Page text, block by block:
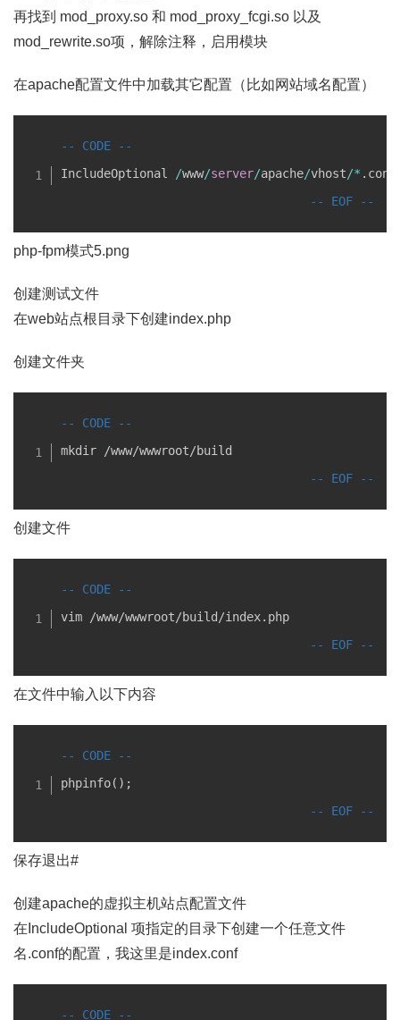
再找到 mod_proxy.so 和 mod_proxy_fcgi.so 以及
mod_rewrite.so项，解除注释，启用模块
在apache配置文件中加载其它配置（比如网站域名配置）
IncludeOptional /www/server/apache/vhost/* . conf
php-fpm模式5.png
创建测试文件
在web站点根目录下创建index.php
创建文件夹
mkdir /www/wwwroot/build
创建文件
vim /www/wwwroot/build/index.php
在文件中输入以下内容
phpinfo();
保存退出#
创建apache的虚拟主机站点配置文件
在IncludeOptional 项指定的目录下创建一个任意文件
名.conf的配置，我这里是index.conf